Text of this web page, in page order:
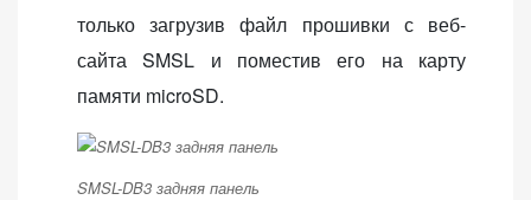
только загрузив файл прошивки с веб-
сайта SMSL и поместив его на карту
памяти microSD.
SMSL-DB3 задняя панель